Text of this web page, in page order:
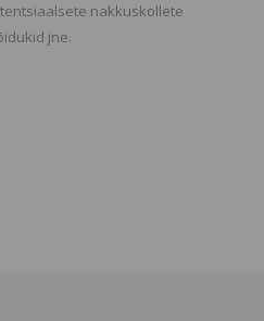
nakkuskollete
jne.